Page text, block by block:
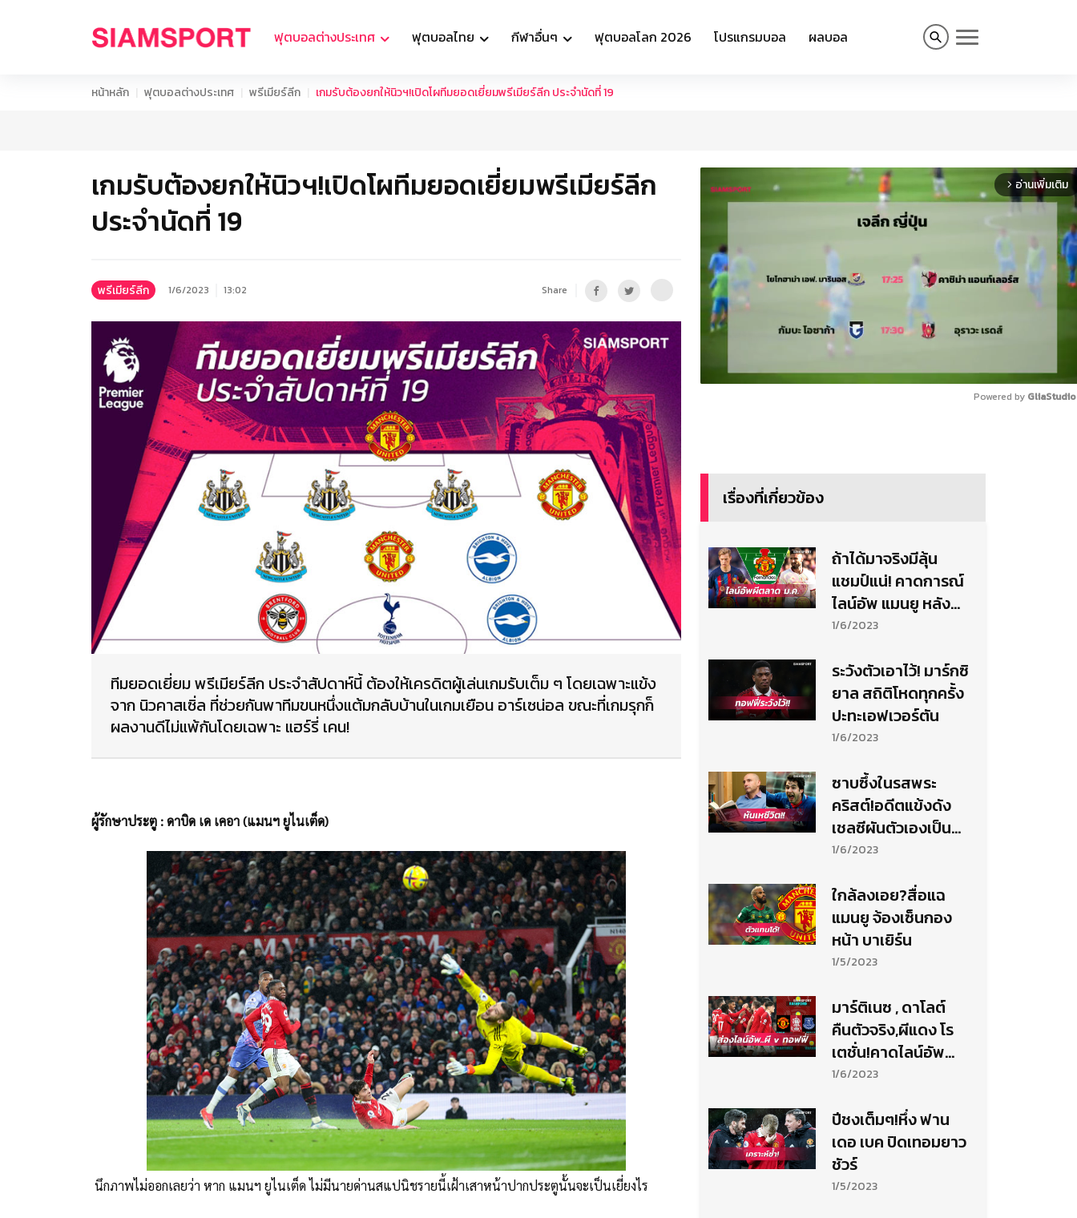
ฟุตบอลต่างประเทศ ฟุตบอลไทย กีฬาอื่นๆ ฟุตบอลโลก 2026 โปรแกรมบอล ผลบอล
หน้าหลัก ฟุตบอลต่างประเทศ พรีเมียร์ลีก เกมรับต้องยกให้นิวฯ!เปิดโผทีมยอดเยี่ยมพรีเมียร์ลีก ประจำนัดที่ 19
เกมรับต้องยกให้นิวฯ!เปิดโผทีมยอดเยี่ยมพรีเมียร์ลีก
ประจำนัดที่ 19
พรีเมียร์ลีก 1/6/2023 13:02 Share
ทีมยอดเยี่ยม พรีเมียร์ลีก ประจำสัปดาห์นี้ ต้องให้เครดิตผู้เล่นเกมรับเต็ม ๆ โดยเฉพาะแข้ง
จาก นิวคาสเซิ่ล ที่ช่วยกันพาทีมขนหนึ่งแต้มกลับบ้านในเกมเยือน อาร์เซน่อล ขณะที่เกมรุกก็
ผลงานดีไม่แพ้กันโดยเฉพาะ แฮร์รี่ เคน!
ผู้รักษาประตู : ดาบิด เด เคอา (แมนฯ ยูไนเต็ด)
นึกภาพไม่ออกเลยว่า หาก แมนฯ ยูไนเต็ด ไม่มีนายด่านสแปนิชรายนี้เฝ้าเสาหน้าปากประตูนั้นจะเป็นเยี่ยงไร
arrow_forward_ios อ่านเพิ่มเติม
Powered by
เรื่องที่เกี่ยวข้อง
ถ้าได้มาจริงมีลุ้น
แชมป์แน่! คาดการณ์
ไลน์อัพ แมนยู หลัง
ตลาดนักเตะเดือน
1/6/2023
ระวังตัวเอาไว้! มาร์กซิ
ยาล สถิติโหดทุกครั้ง
ปะทะเอฟเวอร์ตัน
1/6/2023
ซาบซึ้งในรสพระ
คริสต์!อดีตแข้งดัง
เชลซีผันตัวเองเป็น
บาทหลวง
1/6/2023
ใกล้ลงเอย?สื่อแฉ
แมนยู จ้องเซ็นกอง
หน้า บาเยิร์น
1/5/2023
มาร์ติเนซ , ดาโลต์
คืนตัวจริง,ผีแดง โร
เตชั่น!คาดไลน์อัพ
แมนยู เกมบู๊ เอฟเวอร์
1/6/2023
ปีชงเต็มๆ!หึ่ง ฟาน
เดอ เบค ปิดเทอมยาว
ชัวร์
1/5/2023